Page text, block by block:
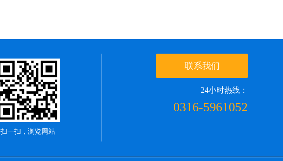
扫一扫，浏览网站
联系我们
24小时热线：
0316-5961052